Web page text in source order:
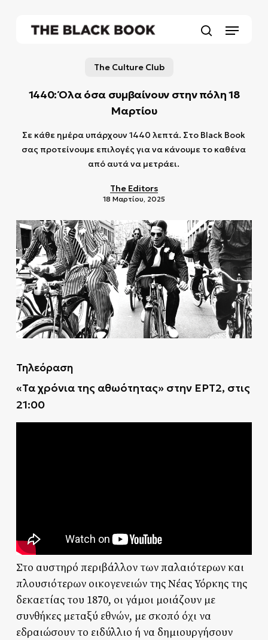
Menu
The Culture Club
1440: Όλα όσα συμβαίνουν στην πόλη 18
Μαρτίου
Σε κάθε ημέρα υπάρχουν 1440 λεπτά. Στο Black Book
σας προτείνουμε επιλογές για να κάνουμε το καθένα
από αυτά να μετράει.
The Editors
18 Μαρτίου, 2025
Τηλεόραση
«Τα χρόνια της αθωότητας» στην ΕΡΤ2, στις
21:00
Στο αυστηρό περιβάλλον των παλαιότερων και
πλουσιότερων οικογενειών της Νέας Υόρκης της
δεκαετίας του 1870, οι γάμοι μοιάζουν με
συνθήκες μεταξύ εθνών, με σκοπό όχι να
εδραιώσουν το ειδύλλιο ή να δημιουργήσουν